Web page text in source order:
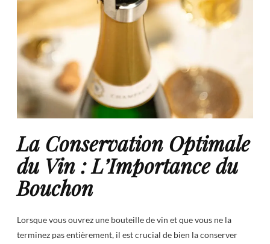
La Conservation Optimale
du Vin : L’Importance du
Bouchon
Lorsque vous ouvrez une bouteille de vin et que vous ne la
terminez pas entièrement, il est crucial de bien la conserver